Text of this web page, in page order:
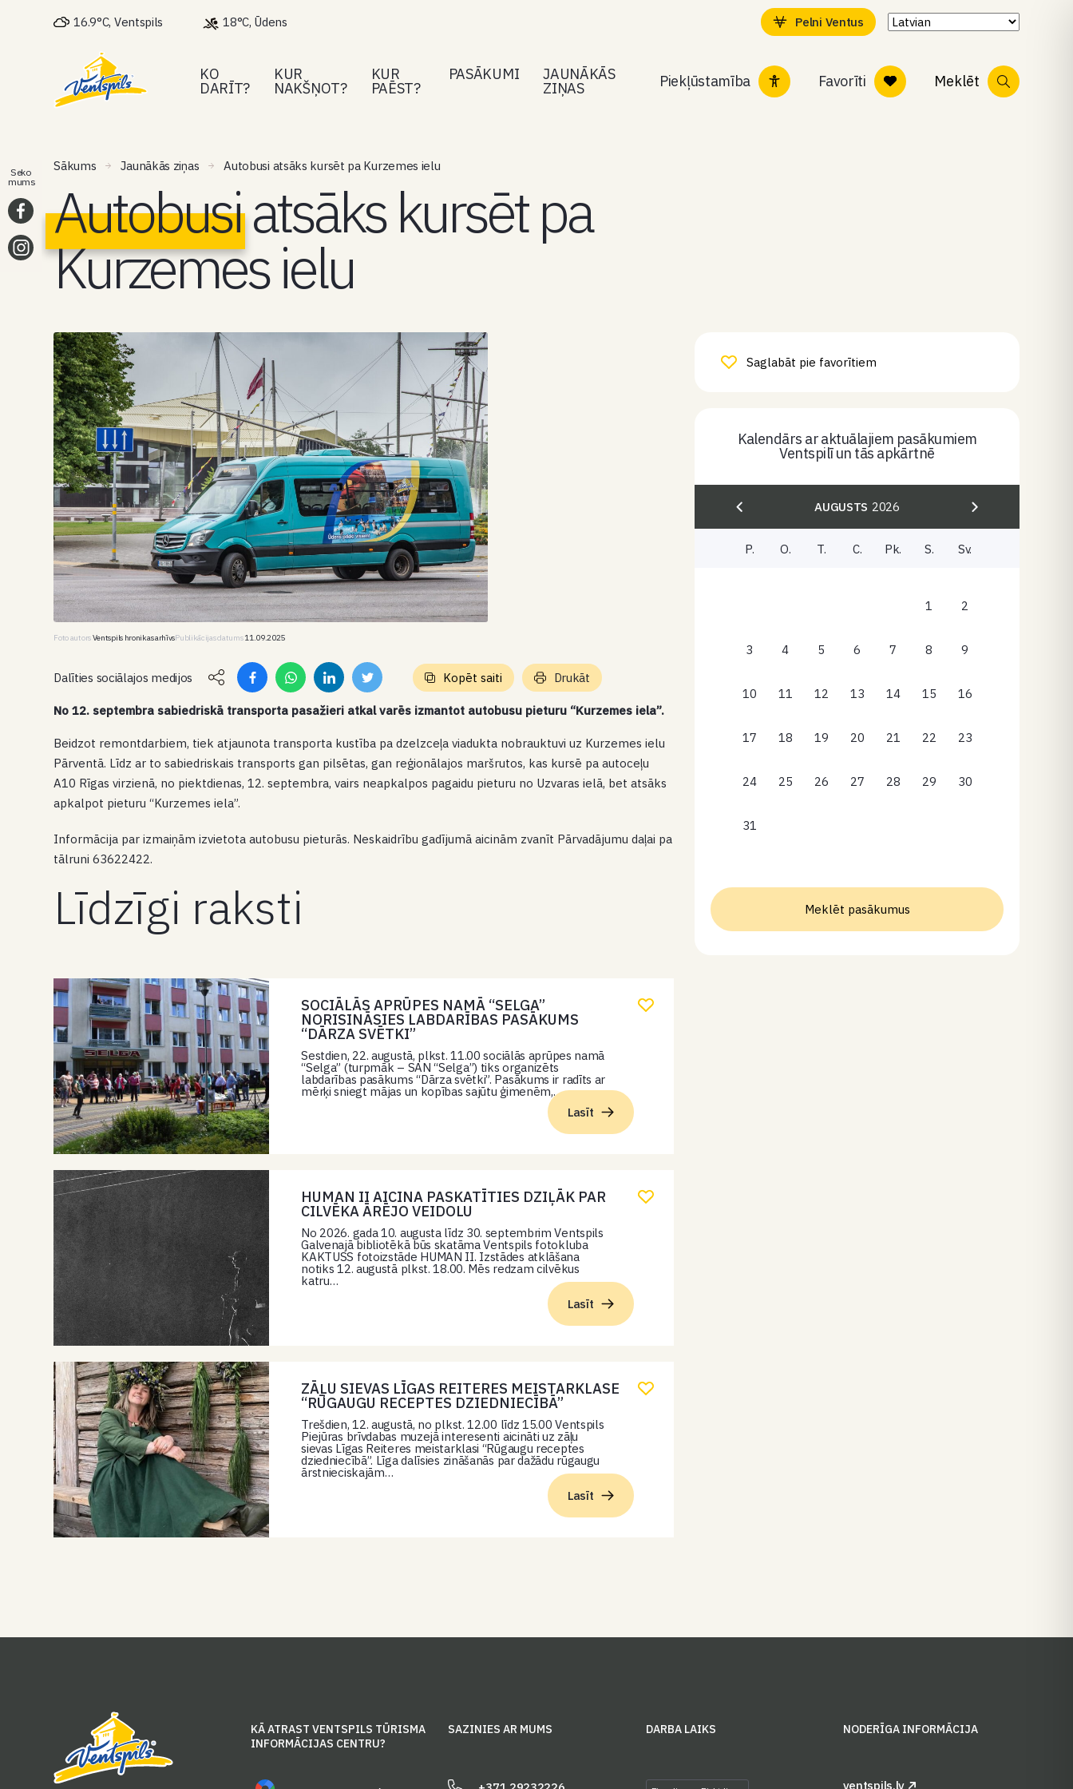
16.9°C, Ventspils 18°C, Ūdens Pelni Ventus
KO
DARĪT?
KUR
NAKŠŅOT?
KUR
PAĒST?
PASĀKUMI JAUNĀKĀS
ZIŅAS Piekļūstamība Favorīti Meklēt
Sākums Jaunākās ziņas Autobusi atsāks kursēt pa Kurzemes ielu
Autobusi atsāks kursēt pa
Kurzemes ielu
Foto autorsVentspils hronikas arhīvsPublikācijas datums11.09.2025
Dalīties sociālajos medijos Kopēt saiti Drukāt
No 12. septembra sabiedriskā transporta pasažieri atkal varēs izmantot autobusu pieturu “Kurzemes iela”.
Beidzot remontdarbiem, tiek atjaunota transporta kustība pa dzelzceļa viadukta nobrauktuvi uz Kurzemes ielu
Pārventā. Līdz ar to sabiedriskais transports gan pilsētas, gan reģionālajos maršrutos, kas kursē pa autoceļu
A10 Rīgas virzienā, no piektdienas, 12. septembra, vairs neapkalpos pagaidu pieturu no Uzvaras ielā, bet atsāks
apkalpot pieturu “Kurzemes iela”.
Informācija par izmaiņām izvietota autobusu pieturās. Neskaidrību gadījumā aicinām zvanīt Pārvadājumu daļai pa
tālruni 63622422.
Līdzīgi raksti
Lasīt
SOCIĀLĀS APRŪPES NAMĀ “SELGA”
NORISINĀSIES LABDARĪBAS PASĀKUMS
“DĀRZA SVĒTKI”
Sestdien, 22. augustā, plkst. 11.00 sociālās aprūpes namā
“Selga” (turpmāk – SAN “Selga”) tiks organizēts
labdarības pasākums “Dārza svētki”. Pasākums ir radīts ar
mērķi sniegt mājas un kopības sajūtu ģimenēm,…
Lasīt
HUMAN II AICINA PASKATĪTIES DZIĻĀK PAR
CILVĒKA ĀRĒJO VEIDOLU
No 2026. gada 10. augusta līdz 30. septembrim Ventspils
Galvenajā bibliotēkā būs skatāma Ventspils fotokluba
KAKTUSS fotoizstāde HUMAN II. Izstādes atklāšana
notiks 12. augustā plkst. 18.00. Mēs redzam cilvēkus
katru…
Lasīt
ZĀĻU SIEVAS LĪGAS REITERES MEISTARKLASE
“RŪGAUGU RECEPTES DZIEDNIECĪBĀ”
Trešdien, 12. augustā, no plkst. 12.00 līdz 15.00 Ventspils
Piejūras brīvdabas muzejā interesenti aicināti uz zāļu
sievas Līgas Reiteres meistarklasi “Rūgaugu receptes
dziedniecībā”. Līga dalīsies zināšanās par dažādu rūgaugu
ārstnieciskajām…
Saglabāt pie favorītiem
Kalendārs ar aktuālajiem pasākumiem
Ventspilī un tās apkārtnē
AUGUSTS 2026
P. O. T. C. Pk. S. Sv.
1 2
3 4 5 6 7 8 9
10 11 12 13 14 15 16
17 18 19 20 21 22 23
24 25 26 27 28 29 30
31
Meklēt pasākumus
Seko
mums
KĀ ATRAST VENTSPILS TŪRISMA
INFORMĀCIJAS CENTRU?
SAZINIES AR MUMS DARBA LAIKS NODERĪGA INFORMĀCIJA
ventspils.lv